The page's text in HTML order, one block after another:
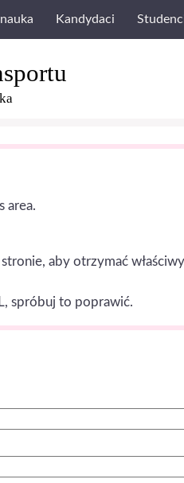
Kandydaci
area.
aby otrzymać
spróbuj to poprawić.